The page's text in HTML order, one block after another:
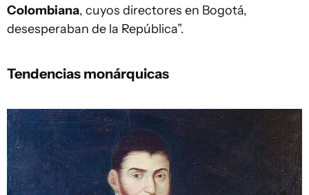
Colombiana, cuyos directores en Bogotá,
desesperaban de la República”.
Tendencias monárquicas